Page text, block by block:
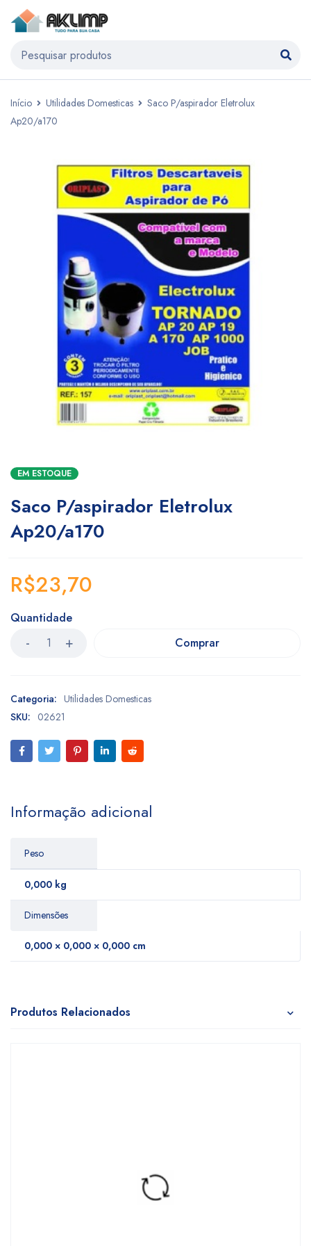
Início Utilidades Domesticas
Saco P/aspirador Eletrolux
Ap20/a170
EM ESTOQUE
Saco P/aspirador Eletrolux
Ap20/a170
R$23,70
Quantidade
Comprar
Categoria: Utilidades Domesticas
SKU: 02621
Informação adicional
Peso
0,000 kg
Dimensões
0,000 × 0,000 × 0,000 cm
Produtos Relacionados